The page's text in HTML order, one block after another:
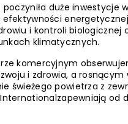
duże inwestycje
i kontroli biologicznej
klimatycznych.
komercyjnym
i zdrowia, a
świeżego powietrza z
od